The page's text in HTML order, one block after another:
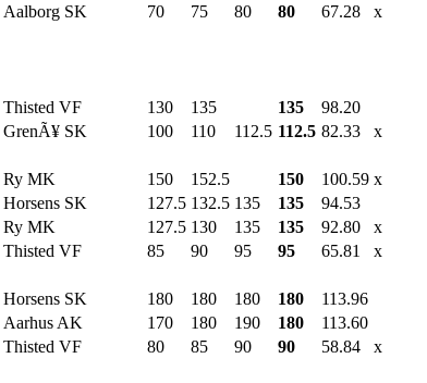
Aalborg SK 70 75 80 80 67.28 x
Thisted VF 130 135 135
98.20
GrenÃ¥ SK 100 110 112.5 112.5 82.33
x
Ry MK 150 152.5 150 100.59 x
Horsens SK 127.5 132.5 135 135
94.53
Ry MK 127.5 130 135 135 92.80
x
Thisted VF 85 90 95 95 65.81
x
Horsens SK 180 180 180 180
113.96
Aarhus AK 170 180 190 180
113.60
Thisted VF 80 85 90 90 58.84
x